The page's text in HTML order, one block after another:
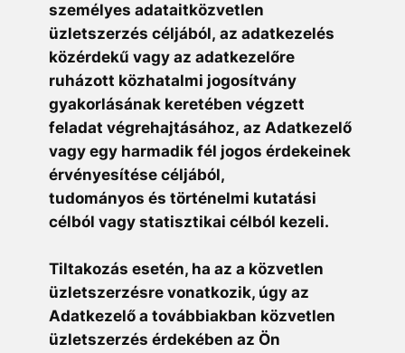
személyes adataitközvetlen
üzletszerzés céljából, az adatkezelés
közérdekű vagy az adatkezelőre
ruházott közhatalmi jogosítvány
gyakorlásának keretében végzett
feladat végrehajtásához, az Adatkezelő
vagy egy harmadik fél jogos érdekeinek
érvényesítése céljából,
tudományos és történelmi kutatási
célból vagy statisztikai célból kezeli.
Tiltakozás esetén, ha az a közvetlen
üzletszerzésre vonatkozik, úgy az
Adatkezelő a továbbiakban közvetlen
üzletszerzés érdekében az Ön